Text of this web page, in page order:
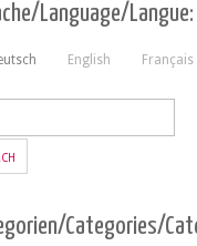
Language/Langue:
English Français
Categories/